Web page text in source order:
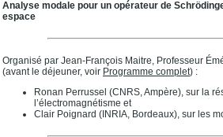
Analyse modale pour un opérateur de
espace
Organisé par Jean-François Maitre, Professeur
(avant le déjeuner, voir Programme complet) :
Ronan Perrussel (CNRS, Ampère), sur la
l’électromagnétisme et
Clair Poignard (INRIA, Bordeaux), sur les